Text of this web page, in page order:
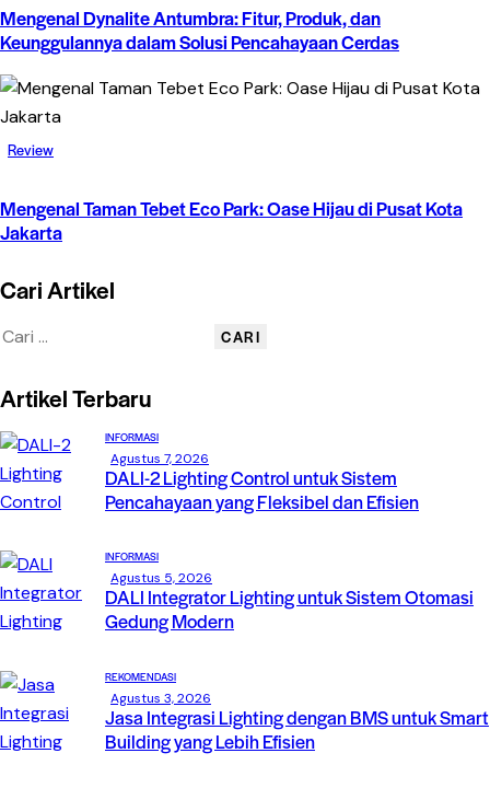
Mengenal Dynalite Antumbra: Fitur, Produk, dan
Keunggulannya dalam Solusi Pencahayaan Cerdas
Review
Mengenal Taman Tebet Eco Park: Oase Hijau di Pusat Kota
Jakarta
Cari Artikel
Artikel Terbaru
INFORMASI
Agustus 7, 2026
DALI-2 Lighting Control untuk Sistem
Pencahayaan yang Fleksibel dan Efisien
INFORMASI
Agustus 5, 2026
DALI Integrator Lighting untuk Sistem Otomasi
Gedung Modern
REKOMENDASI
Agustus 3, 2026
Jasa Integrasi Lighting dengan BMS untuk Smart
Building yang Lebih Efisien